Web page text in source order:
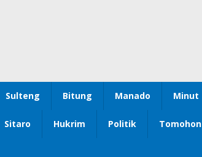
Sulteng Bitung Manado Minut
Sitaro Hukrim Politik Tomohon